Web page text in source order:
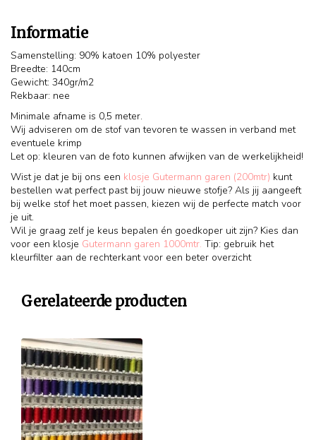
Informatie
Samenstelling: 90% katoen 10% polyester
Breedte: 140cm
Gewicht: 340gr/m2
Rekbaar: nee
Minimale afname is 0,5 meter.
Wij adviseren om de stof van tevoren te wassen in verband met
eventuele krimp
Let op: kleuren van de foto kunnen afwijken van de werkelijkheid!
Wist je dat je bij ons een klosje Gutermann garen (200mtr) kunt
bestellen wat perfect past bij jouw nieuwe stofje? Als jij aangeeft
bij welke stof het moet passen, kiezen wij de perfecte match voor
je uit.
Wil je graag zelf je keus bepalen én goedkoper uit zijn? Kies dan
voor een klosje Gutermann garen 1000mtr. Tip: gebruik het
kleurfilter aan de rechterkant voor een beter overzicht
Gerelateerde producten